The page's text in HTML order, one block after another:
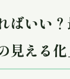
ばいい
見える化